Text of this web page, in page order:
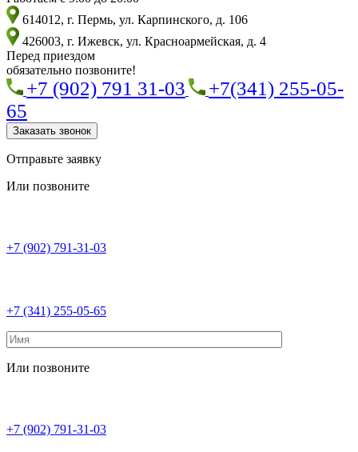
614012, г. Пермь, ул. Карпинского, д. 106
426003, г. Ижевск, ул. Красноармейская, д. 4
Перед приездом
обязательно позвоните!
+7 (902) 791 31-03
+7(341) 255-05-
65
Заказать звонок
Отправьте заявку
Или позвоните
+7 (902) 791-31-03
+7 (341) 255-05-65
Или позвоните
+7 (902) 791-31-03